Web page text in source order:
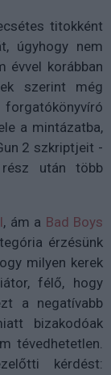
titokként
úgyhogy nem
évvel korábban
szerint még
a mintázatba,
2 szkriptjeit -
után több
, ám a Bad Boys
érzésünk
milyen kerek
félő, hogy
a negatívabb
bizakodóak
tévedhetetlen.
kérdést: